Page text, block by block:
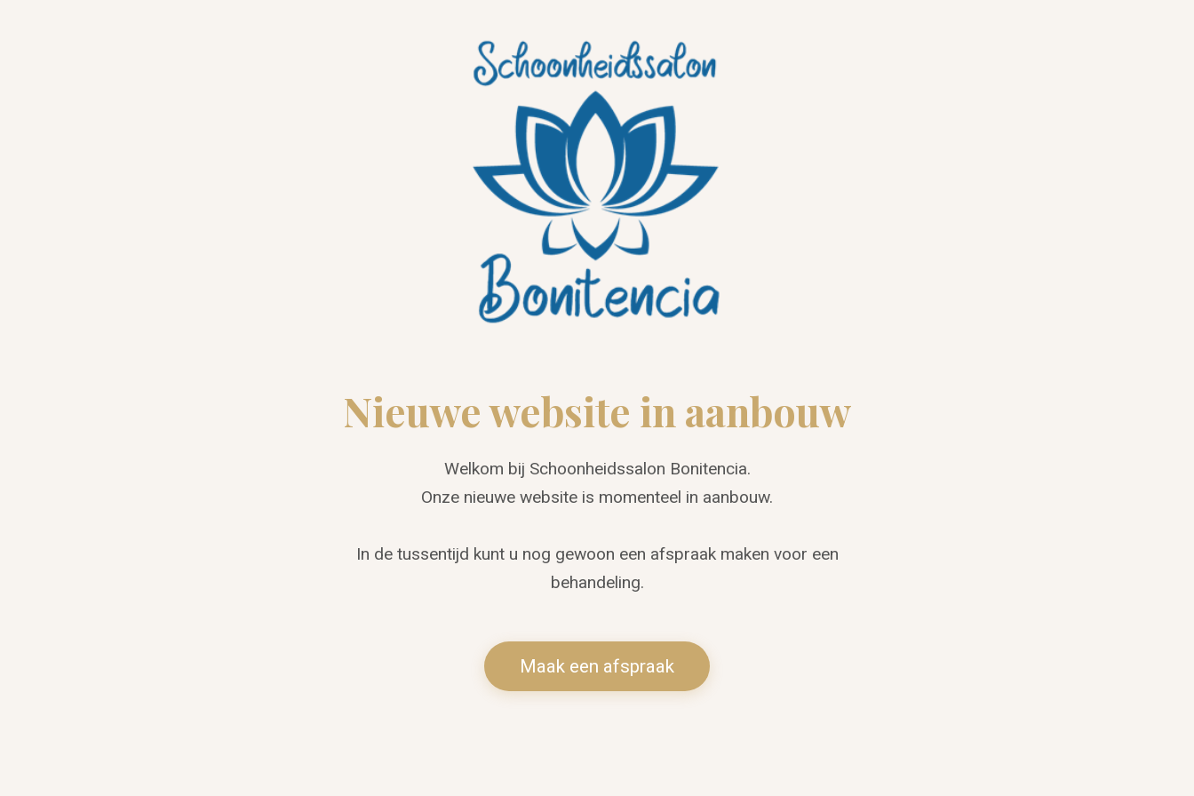
Nieuwe website in aanbouw
Welkom bij Schoonheidssalon Bonitencia.
Onze nieuwe website is momenteel in aanbouw.
In de tussentijd kunt u nog gewoon een afspraak maken voor een
behandeling.
Maak een afspraak